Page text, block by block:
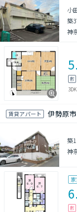
小
築
神
敷
3DK
賃貸アパート 伊勢原
築
神
敷